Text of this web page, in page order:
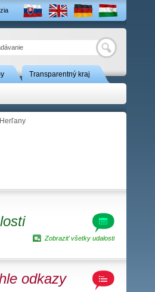
Hľadať
Transparentný kraj
Zobraziť všetky udalosti
odkazy